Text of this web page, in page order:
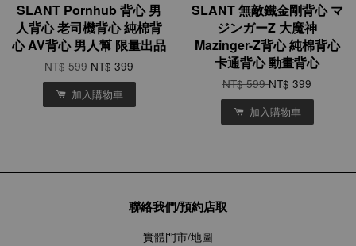
SLANT Pornhub 背心 男
人背心 老司機背心 純棉背
心 AV背心 男人幫 限量出品
NT$ 599NT$ 399
加入購物車
SLANT 無敵鐵金剛背心 マ
ジンガーZ 大魔神
Mazinger-Z背心 純棉背心
卡通背心 動畫背心
NT$ 599NT$ 399
加入購物車
聯絡我們/預約店取
實體門市/地圖